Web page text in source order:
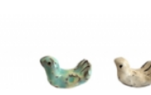
お店です。